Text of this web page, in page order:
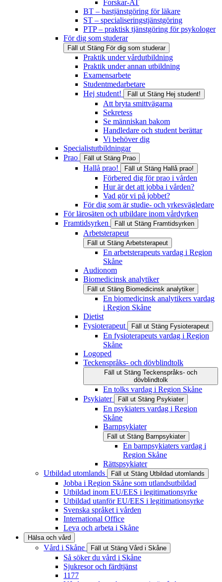
Forskar-AT
BT – bastjänstgöring för läkare
ST – specialiseringstjänstgöring
PTP – praktisk tjänstgöring för psykologer
För dig som studerar
Fäll ut Stäng För dig som studerar
Praktik under vårdutbildning
Praktik under annan utbildning
Examensarbete
Studentmedarbetare
Hej student!
Fäll ut Stäng Hej student!
Att bryta smittvägarna
Sekretess
Se människan bakom
Handledare och student berättar
Vi behöver dig
Specialistutbildningar
Prao
Fäll ut Stäng Prao
Hallå prao! Fäll ut Stäng Hallå prao!
Förbered dig för prao i vården
Hur är det att jobba i vården?
Vad gör vi på jobbet?
För dig som är studie- och yrkesvägledare
För lärosäten och utbildare inom vårdyrken
Framtidsyrken
Fäll ut Stäng Framtidsyrken
Arbetsterapeut
Fäll ut Stäng Arbetsterapeut
En arbetsterapeuts vardag i Region
Skåne
Audionom
Biomedicinsk analytiker
Fäll ut Stäng Biomedicinsk analytiker
En biomedicinsk analytikers vardag
i Region Skåne
Dietist
Fysioterapeut
Fäll ut Stäng Fysioterapeut
En fysioterapeuts vardag i Region
Skåne
Logoped
Teckenspråks- och dövblindtolk
Fäll ut Stäng Teckenspråks- och
dövblindtolk
En tolks vardag i Region Skåne
Psykiater
Fäll ut Stäng Psykiater
En psykiaters vardag i Region
Skåne
Barnpsykiater
Fäll ut Stäng Barnpsykiater
En barnpsykiaters vardag i
Region Skåne
Rättspsykiater
Utbildad utomlands
Fäll ut Stäng Utbildad utomlands
Jobba i Region Skåne som utlandsutbildad
Utbildad inom EU/EES i legitimationsyrke
Utbildad utanför EU/EES i legitimationsyrke
Svenska språket i vården
International Office
Leva och arbeta i Skåne
Hälsa och vård
Vård i Skåne Fäll ut Stäng Vård i Skåne
Så söker du vård i Skåne
Sjukresor och färdtjänst
1177